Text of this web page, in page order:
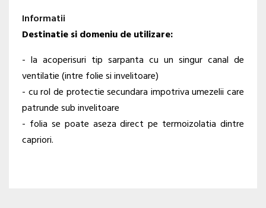
Informatii
Destinatie si domeniu de utilizare:
- la acoperisuri tip sarpanta cu un singur canal de
ventilatie (intre folie si invelitoare)
- cu rol de protectie secundara impotriva umezelii care
patrunde sub invelitoare
- folia se poate aseza direct pe termoizolatia dintre
capriori.